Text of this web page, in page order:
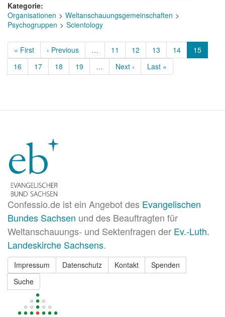
Kategorie
Organisationen
Weltanschauungsgemeinschaften
Psychogruppen
Scientology
Seitennummerierung
Erste
Seite
« First
Vorherige
Seite
‹ Previous … Page
11 Page
12 Page
13 Page
14
Aktuelle
Seite
15
Page
16 Page
17 Page
18 Page
19 …
Nächste
Seite
Next ›
Letzte
Seite
Last »
Confessio.de ist ein Angebot des Evangelischen
Bundes Sachsen und des Beauftragten für
Weltanschauungs- und Sektenfragen der Ev.-Luth.
Landeskirche Sachsens.
Impressum Datenschutz Kontakt
Spenden
Suche